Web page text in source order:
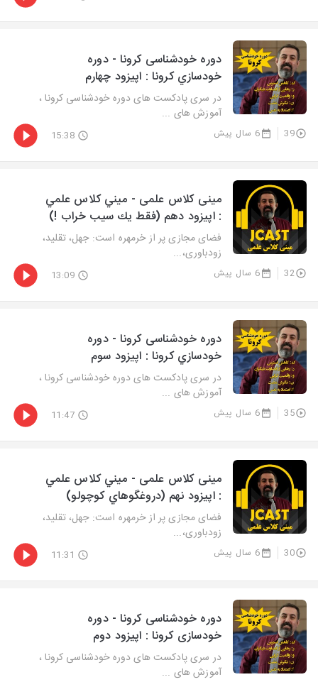
دوره خودشناسی کرونا - دوره
خودسازي كرونا : اپيزود چهارم
در سری پادکست های دوره خودشناسی کرونا ،
آموزش های ...
39 6 سال پیش 15:38
مینی کلاس علمی - ميني كلاس علمي
: اپيزود دهم (فقط يك سيب خراب !)
فضای مجازی پر از خرمهره است: جهل، تقلید،
زودباوری،...
32 6 سال پیش 13:09
دوره خودشناسی کرونا - دوره
خودسازي كرونا : اپيزود سوم
در سری پادکست های دوره خودشناسی کرونا ،
آموزش های ...
35 6 سال پیش 11:47
مینی کلاس علمی - ميني كلاس علمي
: اپيزود نهم (دروغگوهاي كوچولو)
فضای مجازی پر از خرمهره است: جهل، تقلید،
زودباوری،...
30 6 سال پیش 11:31
دوره خودشناسی کرونا - دوره
خودسازی کرونا : اپیزود دوم
در سری پادکست های دوره خودشناسی کرونا ،
آموزش های ...